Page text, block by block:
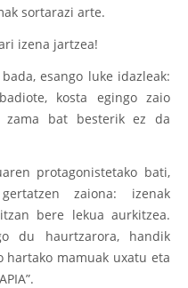
sortarazi arte.
izena jartzea!
esango luke idazleak:
kosta egingo zaio
zama bat besterik ez da
protagonistetako bati,
zaiona: izenak
bere lekua aurkitzea.
du haurtzarora, handik
hartako mamuak uxatu eta